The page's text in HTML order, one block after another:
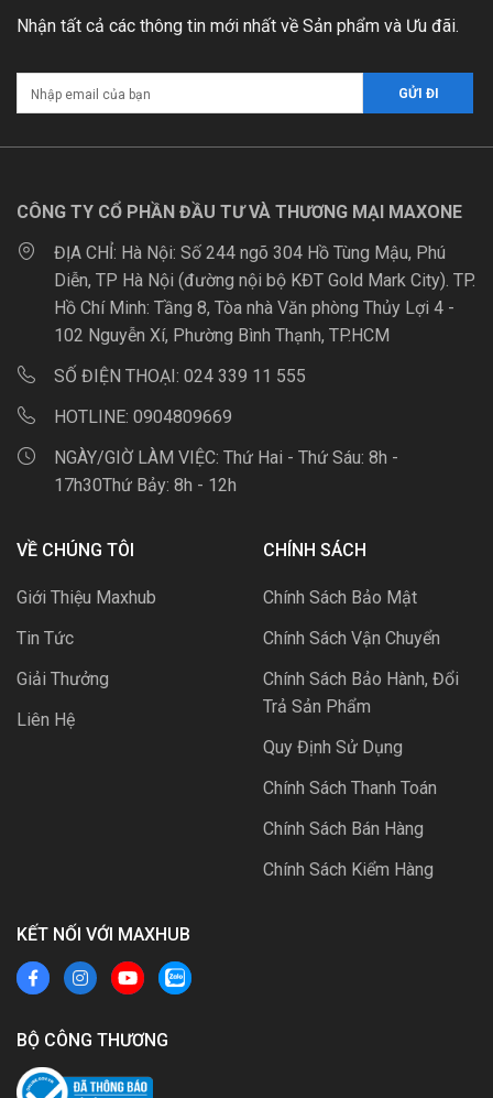
Nhận tất cả các thông tin mới nhất về Sản phẩm và Ưu đãi.
CÔNG TY CỔ PHẦN ĐẦU TƯ VÀ THƯƠNG MẠI MAXONE
ĐỊA CHỈ: Hà Nội: Số 244 ngõ 304 Hồ Tùng Mậu, Phú
Diễn, TP Hà Nội (đường nội bộ KĐT Gold Mark City). TP.
Hồ Chí Minh: Tầng 8, Tòa nhà Văn phòng Thủy Lợi 4 -
102 Nguyễn Xí, Phường Bình Thạnh, TP.HCM
SỐ ĐIỆN THOẠI: 024 339 11 555
HOTLINE: 0904809669
NGÀY/GIỜ LÀM VIỆC: Thứ Hai - Thứ Sáu: 8h -
17h30Thứ Bảy: 8h - 12h
VỀ CHÚNG TÔI
Giới Thiệu Maxhub
Tin Tức
Giải Thưởng
Liên Hệ
CHÍNH SÁCH
Chính Sách Bảo Mật
Chính Sách Vận Chuyển
Chính Sách Bảo Hành, Đổi
Trả Sản Phẩm
Quy Định Sử Dụng
Chính Sách Thanh Toán
Chính Sách Bán Hàng
Chính Sách Kiểm Hàng
KẾT NỐI VỚI MAXHUB
BỘ CÔNG THƯƠNG